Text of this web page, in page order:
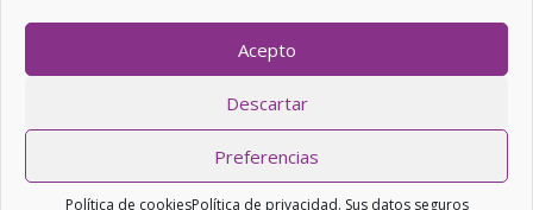
Acepto
Descartar
Preferencias
Política de cookiesPolítica de privacidad. Sus datos seguros
Realizado conWordPresscon ayuda deAgítalo 3.0.